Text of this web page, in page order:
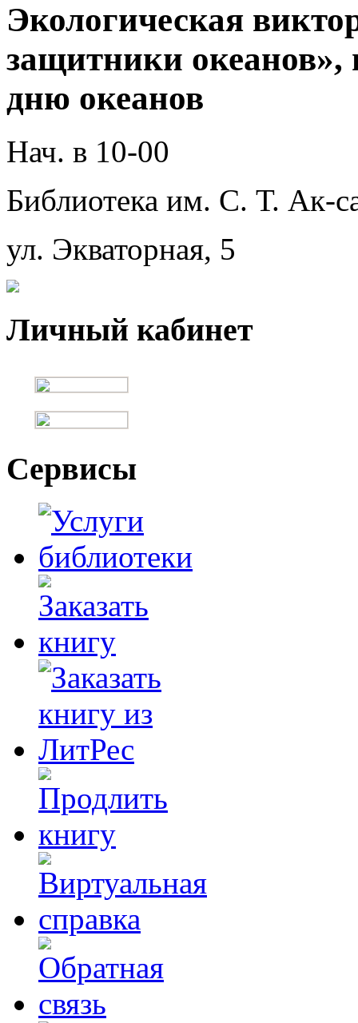
Экологическая
защитники
дню океанов
Нач. в 10-00
Библиотека им. С. Т. Ак-
ул. Экваторная, 5
Личный кабинет
Сервисы